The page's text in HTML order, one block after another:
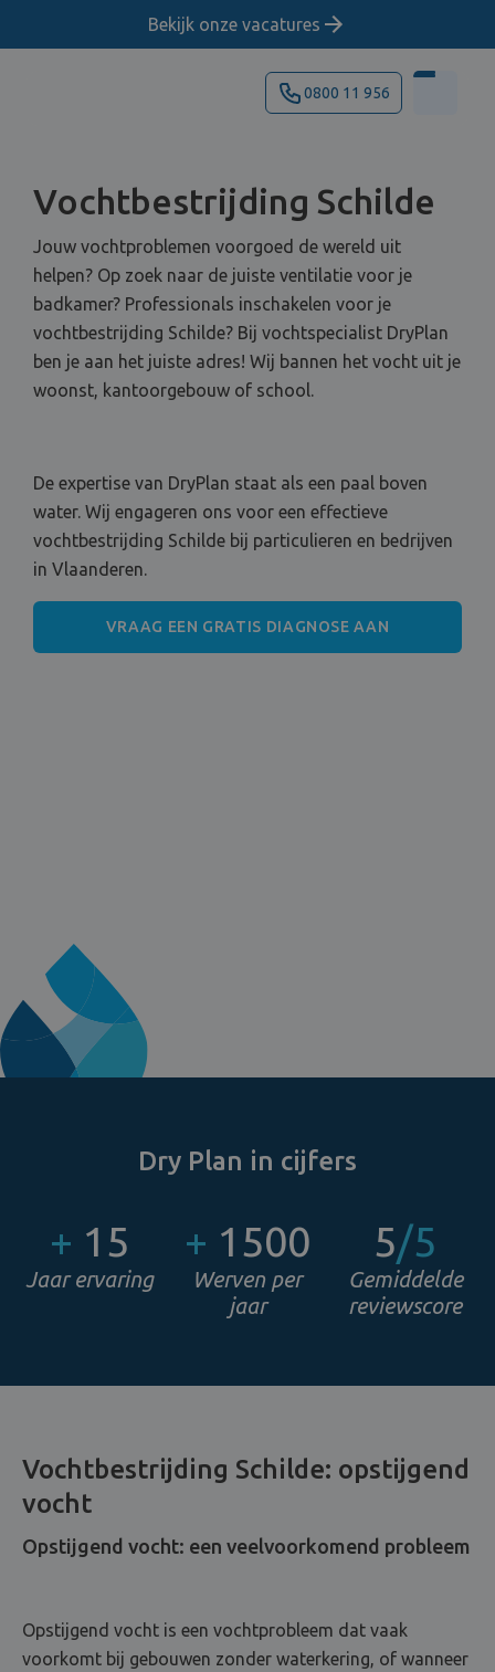
Bekijk onze vacatures
0800 11 956
Vochtbestrijding Schilde
Jouw vochtproblemen voorgoed de wereld uit
helpen? Op zoek naar de juiste ventilatie voor je
badkamer? Professionals inschakelen voor je
vochtbestrijding Schilde? Bij vochtspecialist DryPlan
ben je aan het juiste adres! Wij bannen het vocht uit je
woonst, kantoorgebouw of school.
De expertise van DryPlan staat als een paal boven
water. Wij engageren ons voor een effectieve
vochtbestrijding Schilde bij particulieren en bedrijven
in Vlaanderen.
VRAAG EEN GRATIS DIAGNOSE AAN
Dry Plan in cijfers
+ 15
Jaar ervaring
+ 1500
Werven per
jaar
5/5
Gemiddelde
reviewscore
Vochtbestrijding Schilde: opstijgend
vocht
Opstijgend vocht: een veelvoorkomend probleem
Opstijgend vocht is een vochtprobleem dat vaak
voorkomt bij gebouwen zonder waterkering, of wanneer